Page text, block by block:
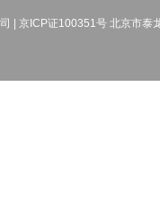
| 京ICP证100351号 北京市泰